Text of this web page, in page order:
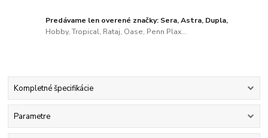
Predávame len overené značky: Sera, Astra, Dupla,
Hobby, Tropical, Rataj, Oase, Penn Plax...
Kompletné špecifikácie
Parametre